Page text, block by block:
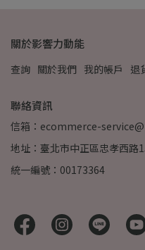
關於影響力動能
查詢 關於我們 我的帳戶 退
聯絡資訊
信箱：ecommerce-
地址：臺北市中正區忠孝西路
統一編號：00173364